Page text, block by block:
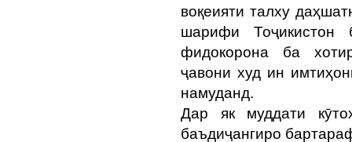
воқеияти талху
шарифи Тоҷикистон
фидокорона ба
ҷавони худ ин
намуданд.
Дар як муддати
баъдиҷангиро